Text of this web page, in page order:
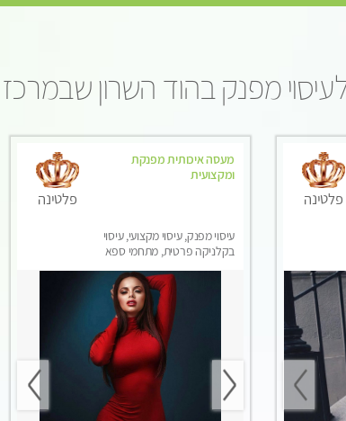
מפנק בהוד השרון שבמרכז
פלטינה
מעסה איכותית מפנקת
ומקצועית
עיסוי מפנק, עיסוי מקצועי, עיסוי
בקלניקה פרטית, מתחמי ספא
פלטינה